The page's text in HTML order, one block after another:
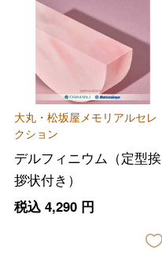
大丸・松坂屋メモリアルセレ
クション
デルフィニウム（定型挨
拶状付き）
税込 4,290円